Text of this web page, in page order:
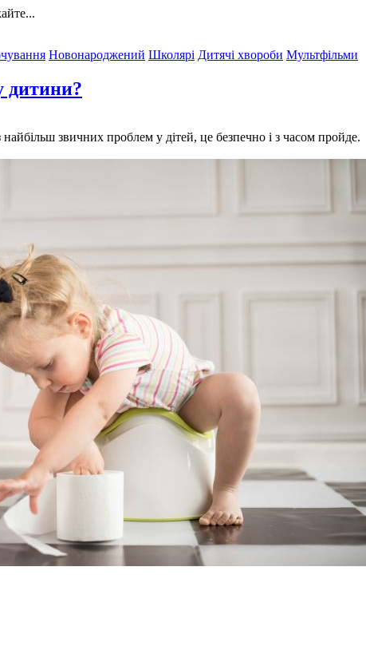
Новонароджений Школярі Дитячі хвороби Мультфільми
дитини?
звичних проблем у дітей, це безпечно і з часом пройде.